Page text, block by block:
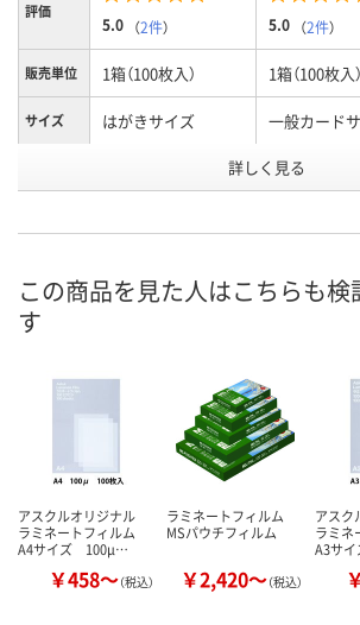
評価
5.0 （2件） 5.0 （2件）
販売単位 1箱（100枚入） 1箱（100枚入）
サイズ はがきサイズ 一般カード
100μ
870475 870411
在庫 あり あり
お届け日
カゴへ
数量
詳しく見る
この商品を見た人はこちらも検
す
アスクルオリジナル
ラミネートフィルム
A4サイズ 100μ…
￥458～（税込）
ラミネートフィルム
MSパウチフィルム
￥2,420～（税込）
アスク
ラミネ
A3サ